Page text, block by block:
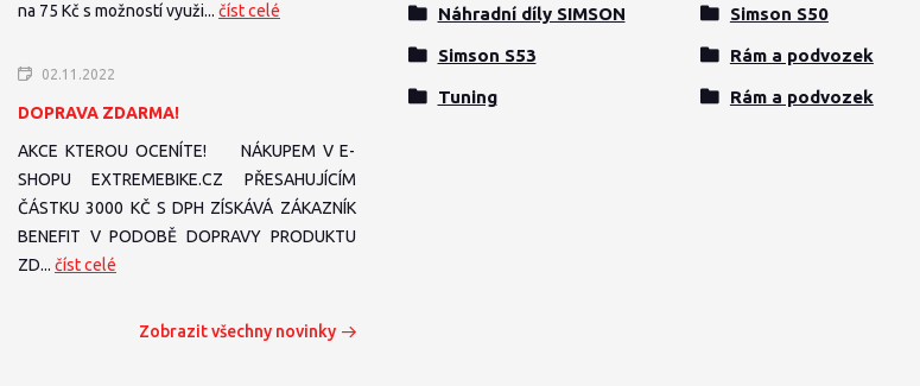
na 75 Kč s možností využi... číst celé
02.11.2022
DOPRAVA ZDARMA!
AKCE KTEROU OCENÍTE! NÁKUPEM V E-
SHOPU EXTREMEBIKE.CZ PŘESAHUJÍCÍM
ČÁSTKU 3000 KČ S DPH ZÍSKÁVÁ ZÁKAZNÍK
BENEFIT V PODOBĚ DOPRAVY PRODUKTU
ZD... číst celé
Zobrazit všechny novinky
Náhradní díly SIMSON Simson S50
Simson S53 Rám a podvozek
Tuning Rám a podvozek